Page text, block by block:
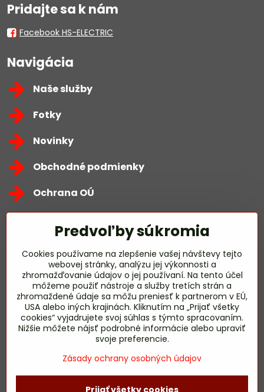
Pridajte sa k nám
Facebook HS-ELECTRIC
Navigácia
Naše služby
Fotky
Novinky
Obchodné podmienky
Ochrana OÚ
Zavoláme Vám späť
Váš telefón*
©2026Copyright
Predvoľby súkromia
Cookies používame na zlepšenie vašej návštevy tejto
webovej stránky, analýzu jej výkonnosti a
zhromažďovanie údajov o jej používaní. Na tento účel
môžeme použiť nástroje a služby tretích strán a
zhromaždené údaje sa môžu preniesť k partnerom v EÚ,
USA alebo iných krajinách. Kliknutím na „Prijať všetky
cookies“ vyjadrujete svoj súhlas s týmto spracovaním.
Nižšie môžete nájsť podrobné informácie alebo upraviť
svoje preferencie.
Zásady ochrany osobných údajov
Prijať všetky cookies